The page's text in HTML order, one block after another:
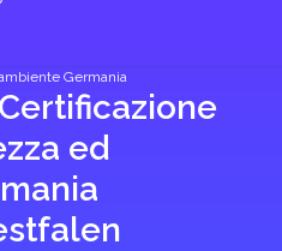
Germania
ed